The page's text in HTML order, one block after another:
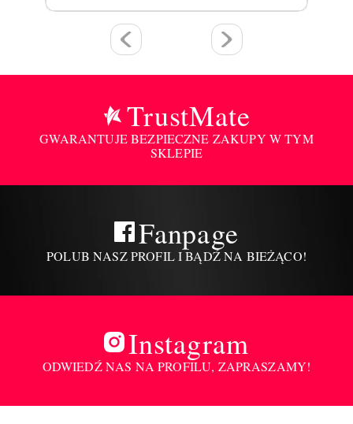
TrustMate
GWARANTUJE BEZPIECZNE ZAKUPY W TYM
SKLEPIE
Fanpage
POLUB NASZ PROFIL I BĄDŹ NA BIEŻĄCO!
Instagram
ODWIEDŹ NAS NA PROFILU, ZAPRASZAMY!